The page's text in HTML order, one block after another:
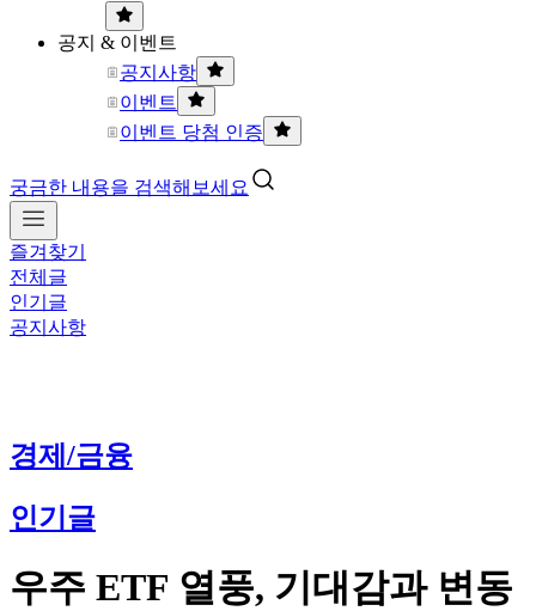
공지 & 이벤트
공지사항
이벤트
이벤트 당첨 인증
궁금한 내용을 검색해보세요
즐겨찾기
전체글
인기글
공지사항
경제/금융
인기글
우주 ETF 열풍, 기대감과 변동